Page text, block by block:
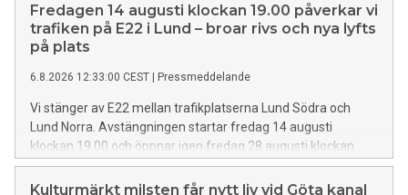
Fredagen 14 augusti klockan 19.00 påverkar vi
trafiken på E22 i Lund – broar rivs och nya lyfts
på plats
6.8.2026 12:33:00 CEST | Pressmeddelande
Vi stänger av E22 mellan trafikplatserna Lund Södra och
Lund Norra. Avstängningen startar fredag 14 augusti
klockan 19.00 och öppnar igen fredag 28 augusti klockan
06.00.
Kulturmärkt milsten får nytt liv vid Göta kanal